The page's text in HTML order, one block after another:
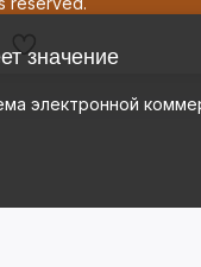
значение
электронной